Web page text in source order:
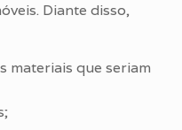
Diante disso,
materiais que seriam